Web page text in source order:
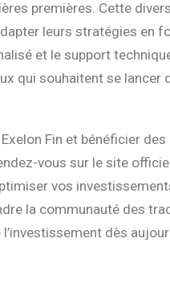
premières. Cette
leurs stratégies en
et le support
qui souhaitent se lancer
Fin et bénéficier des
vous sur le site
vos
la communauté des
dès